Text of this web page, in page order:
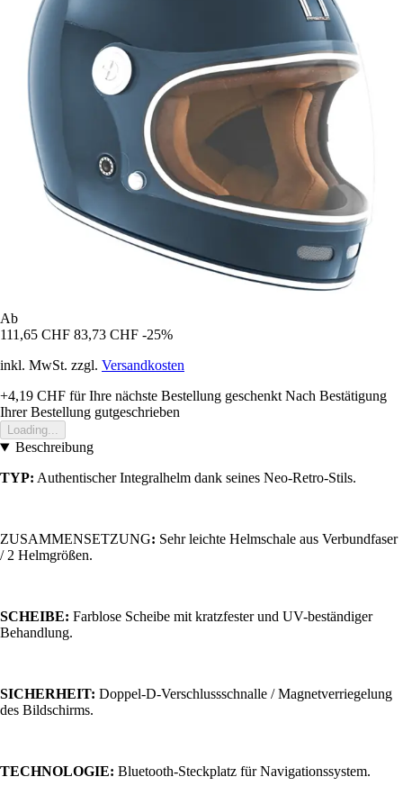
Ab
111,65 CHF 83,73 CHF -25%
inkl. MwSt. zzgl. Versandkosten
+4,19 CHF für Ihre nächste Bestellung geschenkt Nach Bestätigung
Ihrer Bestellung gutgeschrieben
Loading...
Beschreibung
TYP: Authentischer Integralhelm dank seines Neo-Retro-Stils.
ZUSAMMENSETZUNG: Sehr leichte Helmschale aus Verbundfaser
/ 2 Helmgrößen.
SCHEIBE: Farblose Scheibe mit kratzfester und UV-beständiger
Behandlung.
SICHERHEIT: Doppel-D-Verschlussschnalle / Magnetverriegelung
des Bildschirms.
TECHNOLOGIE: Bluetooth-Steckplatz für Navigationssystem.